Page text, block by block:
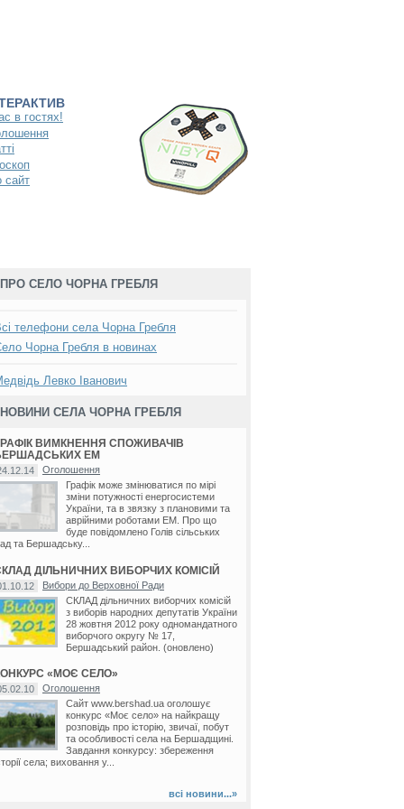
в гостях!
сайт
ПРО СЕЛО ЧОРНА ГРЕБЛЯ
телефони села Чорна Гребля
Чорна Гребля в новинах
Левко Іванович
НОВИНИ СЕЛА ЧОРНА ГРЕБЛЯ
ВИМКНЕННЯ СПОЖИВАЧІВ
ЕМ
Оголошення
Графік може змінюватися по мірі
зміни потужності енергосистеми
України, та в звязку з плановими та
аврійними роботами ЕМ. Про що
буде повідомлено Голів сільських
та Бершадську...
ДІЛЬНИЧНИХ ВИБОРЧИХ КОМІСІЙ
Вибори до Верховної Ради
СКЛАД дільничних виборчих комісій
з виборів народних депутатів України
28 жовтня 2012 року одномандатного
виборчого округу № 17,
Бершадський район. (оновлено)
«МОЄ СЕЛО»
Оголошення
Сайт www.bershad.ua оголошує
конкурс «Моє село» на найкращу
розповідь про історію, звичаї, побут
та особливості села на Бершадщині.
Завдання конкурсу: збереження
села; виховання у...
всі новини...»